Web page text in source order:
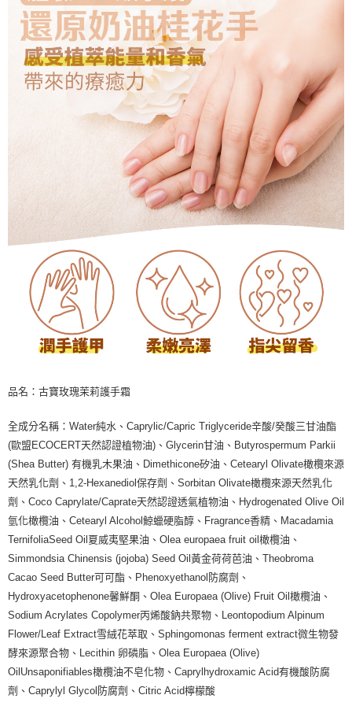
品名：古寶玫瑰茉莉護手霜
全成分名稱：Water純水、Caprylic/Capric Triglyceride辛酸/癸酸三甘油酯
(歐盟ECOCERT天然認證植物油)、Glycerin甘油、Butyrospermum Parkii
(Shea Butter) 有機乳木果油、Dimethicone矽油、Cetearyl Olivate橄欖來源
天然乳化劑、1,2-Hexanediol保存劑、Sorbitan Olivate橄欖來源天然乳化
劑、Coco Caprylate/Caprate天然認證透氣植物油、Hydrogenated Olive Oil
氫化橄欖油、Cetearyl Alcohol鯨蠟硬脂醇、Fragrance香精、Macadamia
TernifoliaSeed Oil夏威夷堅果油、Olea europaea fruit oil橄欖油、
Simmondsia Chinensis (jojoba) Seed Oil黃金荷荷芭油、Theobroma
Cacao Seed Butter可可酯、Phenoxyethanol防腐劑、
Hydroxyacetophenone馨鮮酮、Olea Europaea (Olive) Fruit Oil橄欖油、
Sodium Acrylates Copolymer丙烯酸鈉共聚物、Leontopodium Alpinum
Flower/Leaf Extract雪絨花萃取、Sphingomonas ferment extract微生物發
酵來源聚合物、Lecithin 卵磷脂、Olea Europaea (Olive)
OilUnsaponifiables橄欖油不皂化物、Caprylhydroxamic Acid有機酸防腐
劑、Caprylyl Glycol防腐劑、Citric Acid檸檬酸